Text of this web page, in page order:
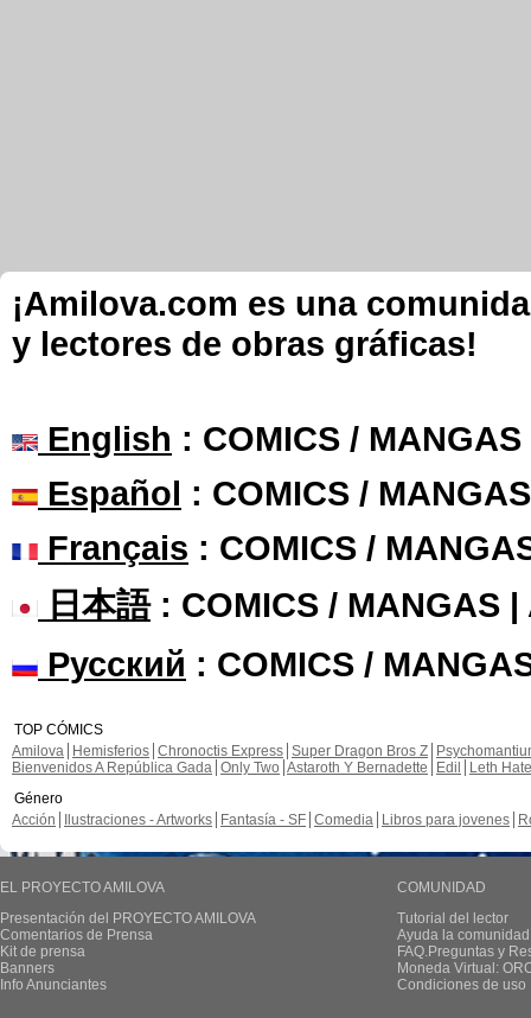
¡Amilova.com es una
y lectores de obras gráficas!
English : COMICS /
Español : COMICS /
Français : COMICS /
日本語: COMICS / MANGAS |
Русский : COMICS /
TOP CÓMICS
Amilova
Hemisferios Chronoctis Express Super Dragon Bros Z
Bienvenidos A República Gada Only Two Astaroth Y Bernadette Edil
Leth Hate
Género
Acción
Ilustraciones - Artworks Fantasía - SF Comedia Libros para jovenes
EL PROYECTO AMILOVA
Presentación del PROYECTO AMILOVA
Comentarios de Prensa
Kit de prensa
Banners
Info Anunciantes
COMUNIDAD
Tutorial del lector
Ayuda la
FAQ.Preguntas y
Moneda Virtual:
Condiciones de uso